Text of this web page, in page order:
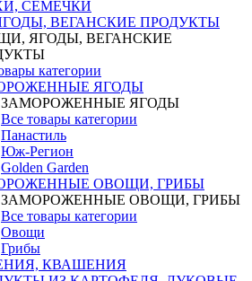
СЕМЕЧКИ
ВЕГАНСКИЕ ПРОДУКТЫ
ЯГОДЫ, ВЕГАНСКИЕ
категории
ЯГОДЫ
ЗАМОРОЖЕННЫЕ ЯГОДЫ
Все товары категории
Панастиль
Юж-Регион
Golden Garden
ОВОЩИ, ГРИБЫ
ЗАМОРОЖЕННЫЕ ОВОЩИ, ГРИБЫ
Все товары категории
Овощи
Грибы
КВАШЕНИЯ